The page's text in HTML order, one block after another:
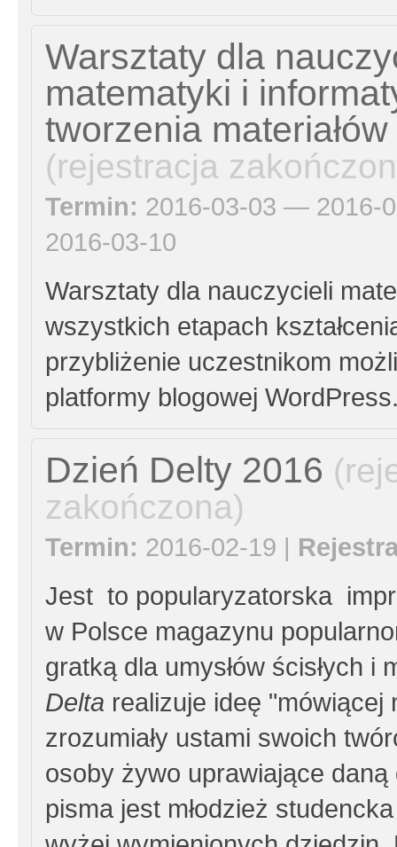
Warsztaty dla
matematyki i
tworzenia
(rejestracja
Termin: 2016-03-03 — 2016-
2016-03-10
Warsztaty dla nauczycieli
wszystkich etapach
przybliżenie uczestnikom
platformy blogowej
Dzień Delty 2016
zakończona)
Termin: 2016-02-19 |
Jest to popularyzatorska
w Polsce magazynu
gratką dla umysłów ścisłych i
Delta realizuje ideę
zrozumiały ustami swoich
osoby żywo uprawiające
pisma jest młodzież